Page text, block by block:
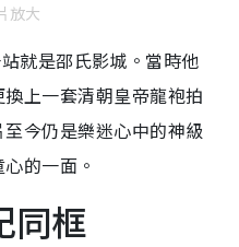
放大
就是邵氏影城。當時他
上一套清朝皇帝龍袍拍
今仍是樂迷心中的神級
的一面。
同框